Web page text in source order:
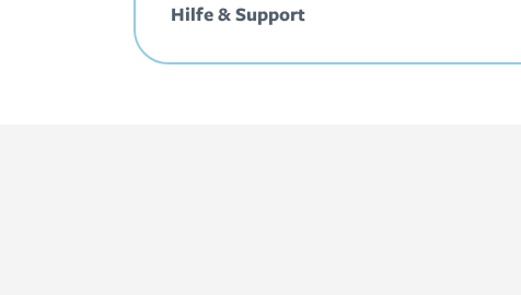
Hilfe & Support